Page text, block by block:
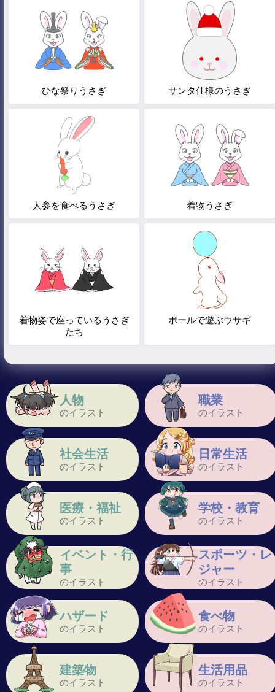
人物
のイラスト
職業
のイラスト
社会生活
のイラスト
日常生活
のイラスト
医療・福祉
のイラスト
学校・教育
のイラスト
イベント・行
事
のイラスト
スポーツ・レ
ジャー
のイラスト
ハザード
のイラスト
食べ物
のイラスト
建築物
のイラスト
生活用品
のイラスト
ひな祭りうさぎ サンタ仕様のうさぎ
人参を食べるうさぎ 着物うさぎ
着物姿で座っているうさぎ
たち
ボールで遊ぶウサギ